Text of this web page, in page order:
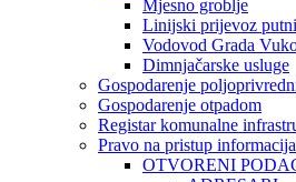
Mjesno groblje
Linijski prijevoz
Vodovod Grada
Dimnjačarske usluge
Gospodarenje
Gospodarenje otpadom
Registar komunalne
Pravo na pristup
OTVORENI